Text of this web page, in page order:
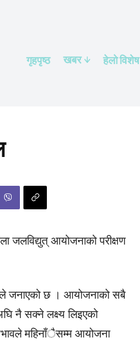
गृहपृष्ठ खबर हेलाे विशेष
जलविद्युत् आयोजनाको परीक्षण
जनाएको छ । आयोजनाको सबै
नै सक्ने लक्ष्य लिइएको
महिनाँैसम्म आयोजना